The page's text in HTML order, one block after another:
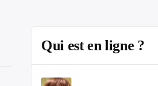
Qui est en ligne ?